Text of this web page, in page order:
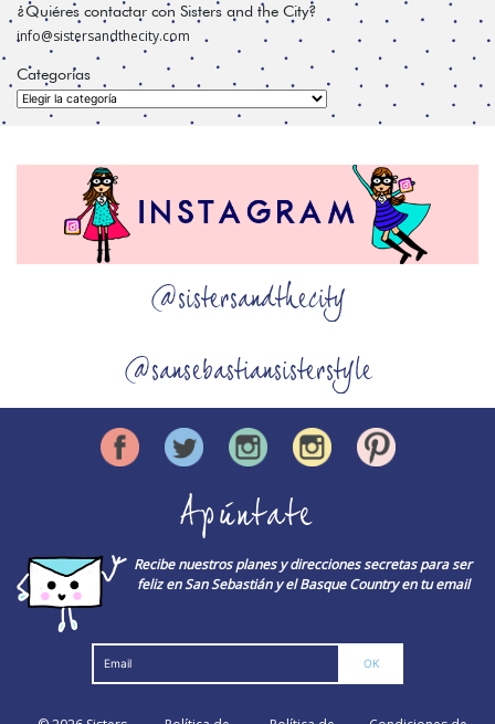
¿Quiéres contactar con Sisters and the City?
info@sistersandthecity.com
Categorías
Categorías
@sistersandthecity
@sansebastiansisterstyle
Apúntate
Recibe nuestros planes y direcciones secretas para ser
feliz en San Sebastián y el Basque Country en tu email